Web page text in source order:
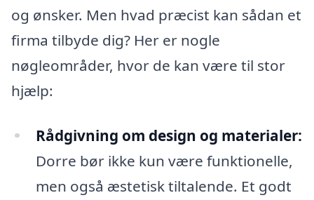
og ønsker. Men hvad præcist kan sådan et
firma tilbyde dig? Her er nogle
nøgleområder, hvor de kan være til stor
hjælp:
Rådgivning om design og materialer:
Dorre bør ikke kun være funktionelle,
men også æstetisk tiltalende. Et godt